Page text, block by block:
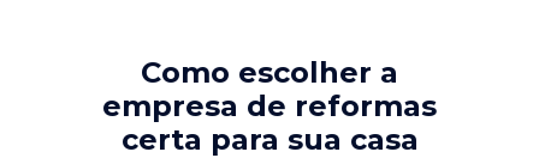
Como escolher a
empresa de reformas
certa para sua casa